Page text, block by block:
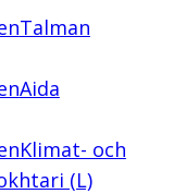
Talman
Aida
Klimat- och
(L)